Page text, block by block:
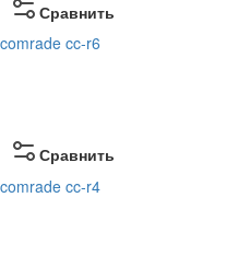
Сравнить
Сравнить